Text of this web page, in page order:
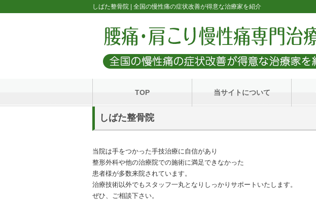
しばた整骨院 | 全国の慢性痛の症状改善が得意な治療家を紹介
TOP 当サイトについて
しばた整骨院
当院は手をつかった手技治療に自信があり
整形外科や他の治療院での施術に満足できなかった
患者様が多数来院されています。
治療技術以外でもスタッフ一丸となりしっかりサポートいたします。
ぜひ、ご相談下さい。